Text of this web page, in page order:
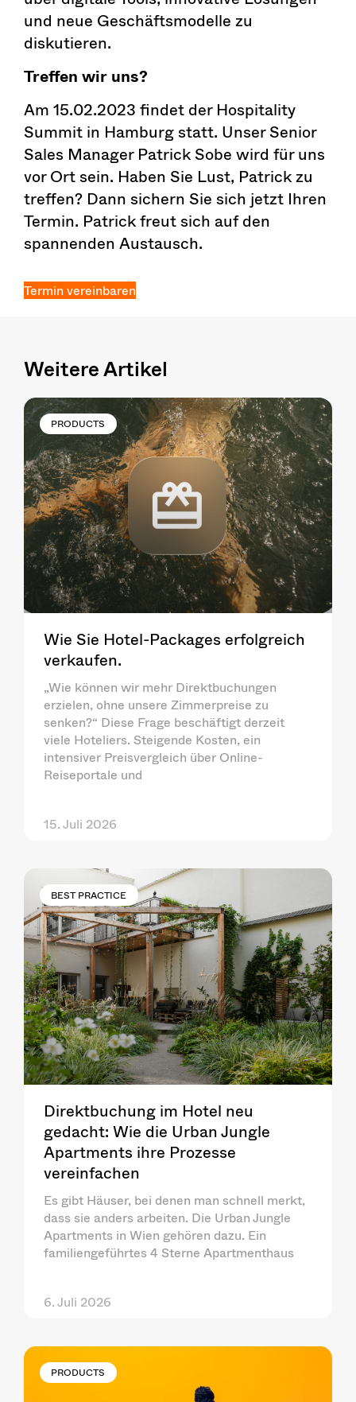
und neue Geschäftsmodelle zu
diskutieren.
Treffen wir uns?
Am 15.02.2023 findet der Hospitality
Summit in Hamburg statt. Unser Senior
Sales Manager Patrick Sobe wird für uns
vor Ort sein. Haben Sie Lust, Patrick zu
treffen? Dann sichern Sie sich jetzt Ihren
Termin. Patrick freut sich auf den
spannenden Austausch.
Termin vereinbaren
Weitere Artikel
PRODUCTS
Wie Sie Hotel-Packages erfolgreich
verkaufen.
„Wie können wir mehr Direktbuchungen
erzielen, ohne unsere Zimmerpreise zu
senken?“ Diese Frage beschäftigt derzeit
viele Hoteliers. Steigende Kosten, ein
intensiver Preisvergleich über Online-
Reiseportale und
15. Juli 2026
BEST PRACTICE
Direktbuchung im Hotel neu
gedacht: Wie die Urban Jungle
Apartments ihre Prozesse
vereinfachen
Es gibt Häuser, bei denen man schnell merkt,
dass sie anders arbeiten. Die Urban Jungle
Apartments in Wien gehören dazu. Ein
familiengeführtes 4 Sterne Apartmenthaus
6. Juli 2026
PRODUCTS